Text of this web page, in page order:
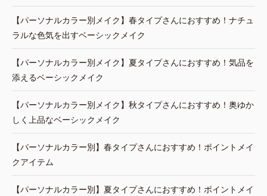
【パーソナルカラー別メイク】春タイプさんにおすすめ！ナチュ
ラルな色気を出すベーシックメイク
【パーソナルカラー別メイク】夏タイプさんにおすすめ！気品を
添えるベーシックメイク
【パーソナルカラー別メイク】秋タイプさんにおすすめ！奥ゆか
しく上品なベーシックメイク
【パーソナルカラー別】春タイプさんにおすすめ！ポイントメイ
クアイテム
【パーソナルカラー別】夏タイプさんにおすすめ！ポイントメイ